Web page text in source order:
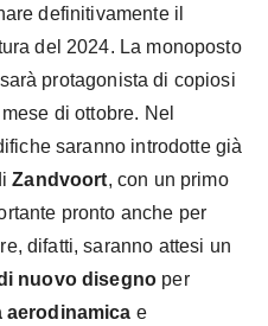
definitivamente il
del 2024. La monoposto
sarà protagonista di copiosi
di ottobre. Nel
saranno introdotte già
Zandvoort, con un primo
pronto anche per
difatti, saranno attesi un
nuovo disegno per
aerodinamica e